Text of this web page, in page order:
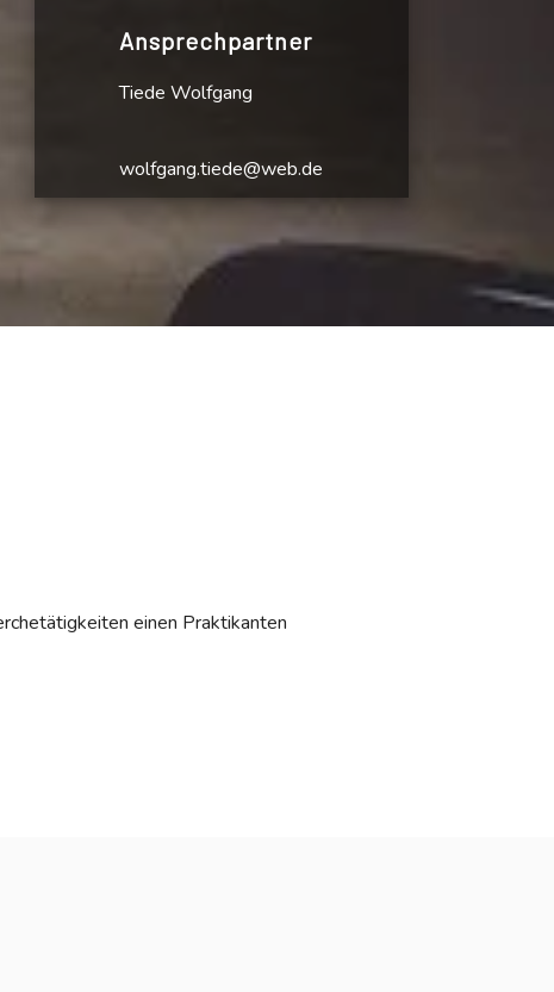
Ansprechpartner
Tiede Wolfgang
wolfgang.tiede@web.de
einen Praktikanten